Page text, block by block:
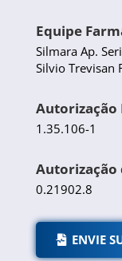
Equipe
Silmara Ap.
Silvio Trevisan
Autorização
1.35.106-1
Autorização
0.21902.8
ENVIE